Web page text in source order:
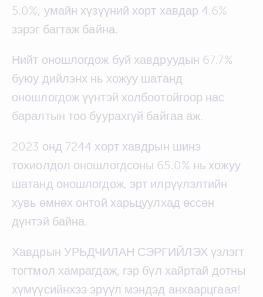
5.0%, умайн хүзүүний хорт хавдар 4.6%
зэрэг багтаж байна.
Нийт оношлогдож буй хавдруудын 67.7%
буюу дийлэнх нь хожуу шатанд
оношлогдож үүнтэй холбоотойгоор нас
баралтын тоо буурахгүй байгаа аж.
2023 онд 7244 хорт хавдрын шинэ
тохиолдол оношлогдсоны 65.0% нь хожуу
шатанд оношлогдож, эрт илрүүлэлтийн
хувь өмнөх онтой харьцуулхад өссөн
дүнтэй байна.
Хавдрын УРЬДЧИЛАН СЭРГИЙЛЭХ үзлэгт
тогтмол хамрагдаж, гэр бүл хайртай дотны
хүмүүсийнхээ эрүүл мэндэд анхаарцгаая!